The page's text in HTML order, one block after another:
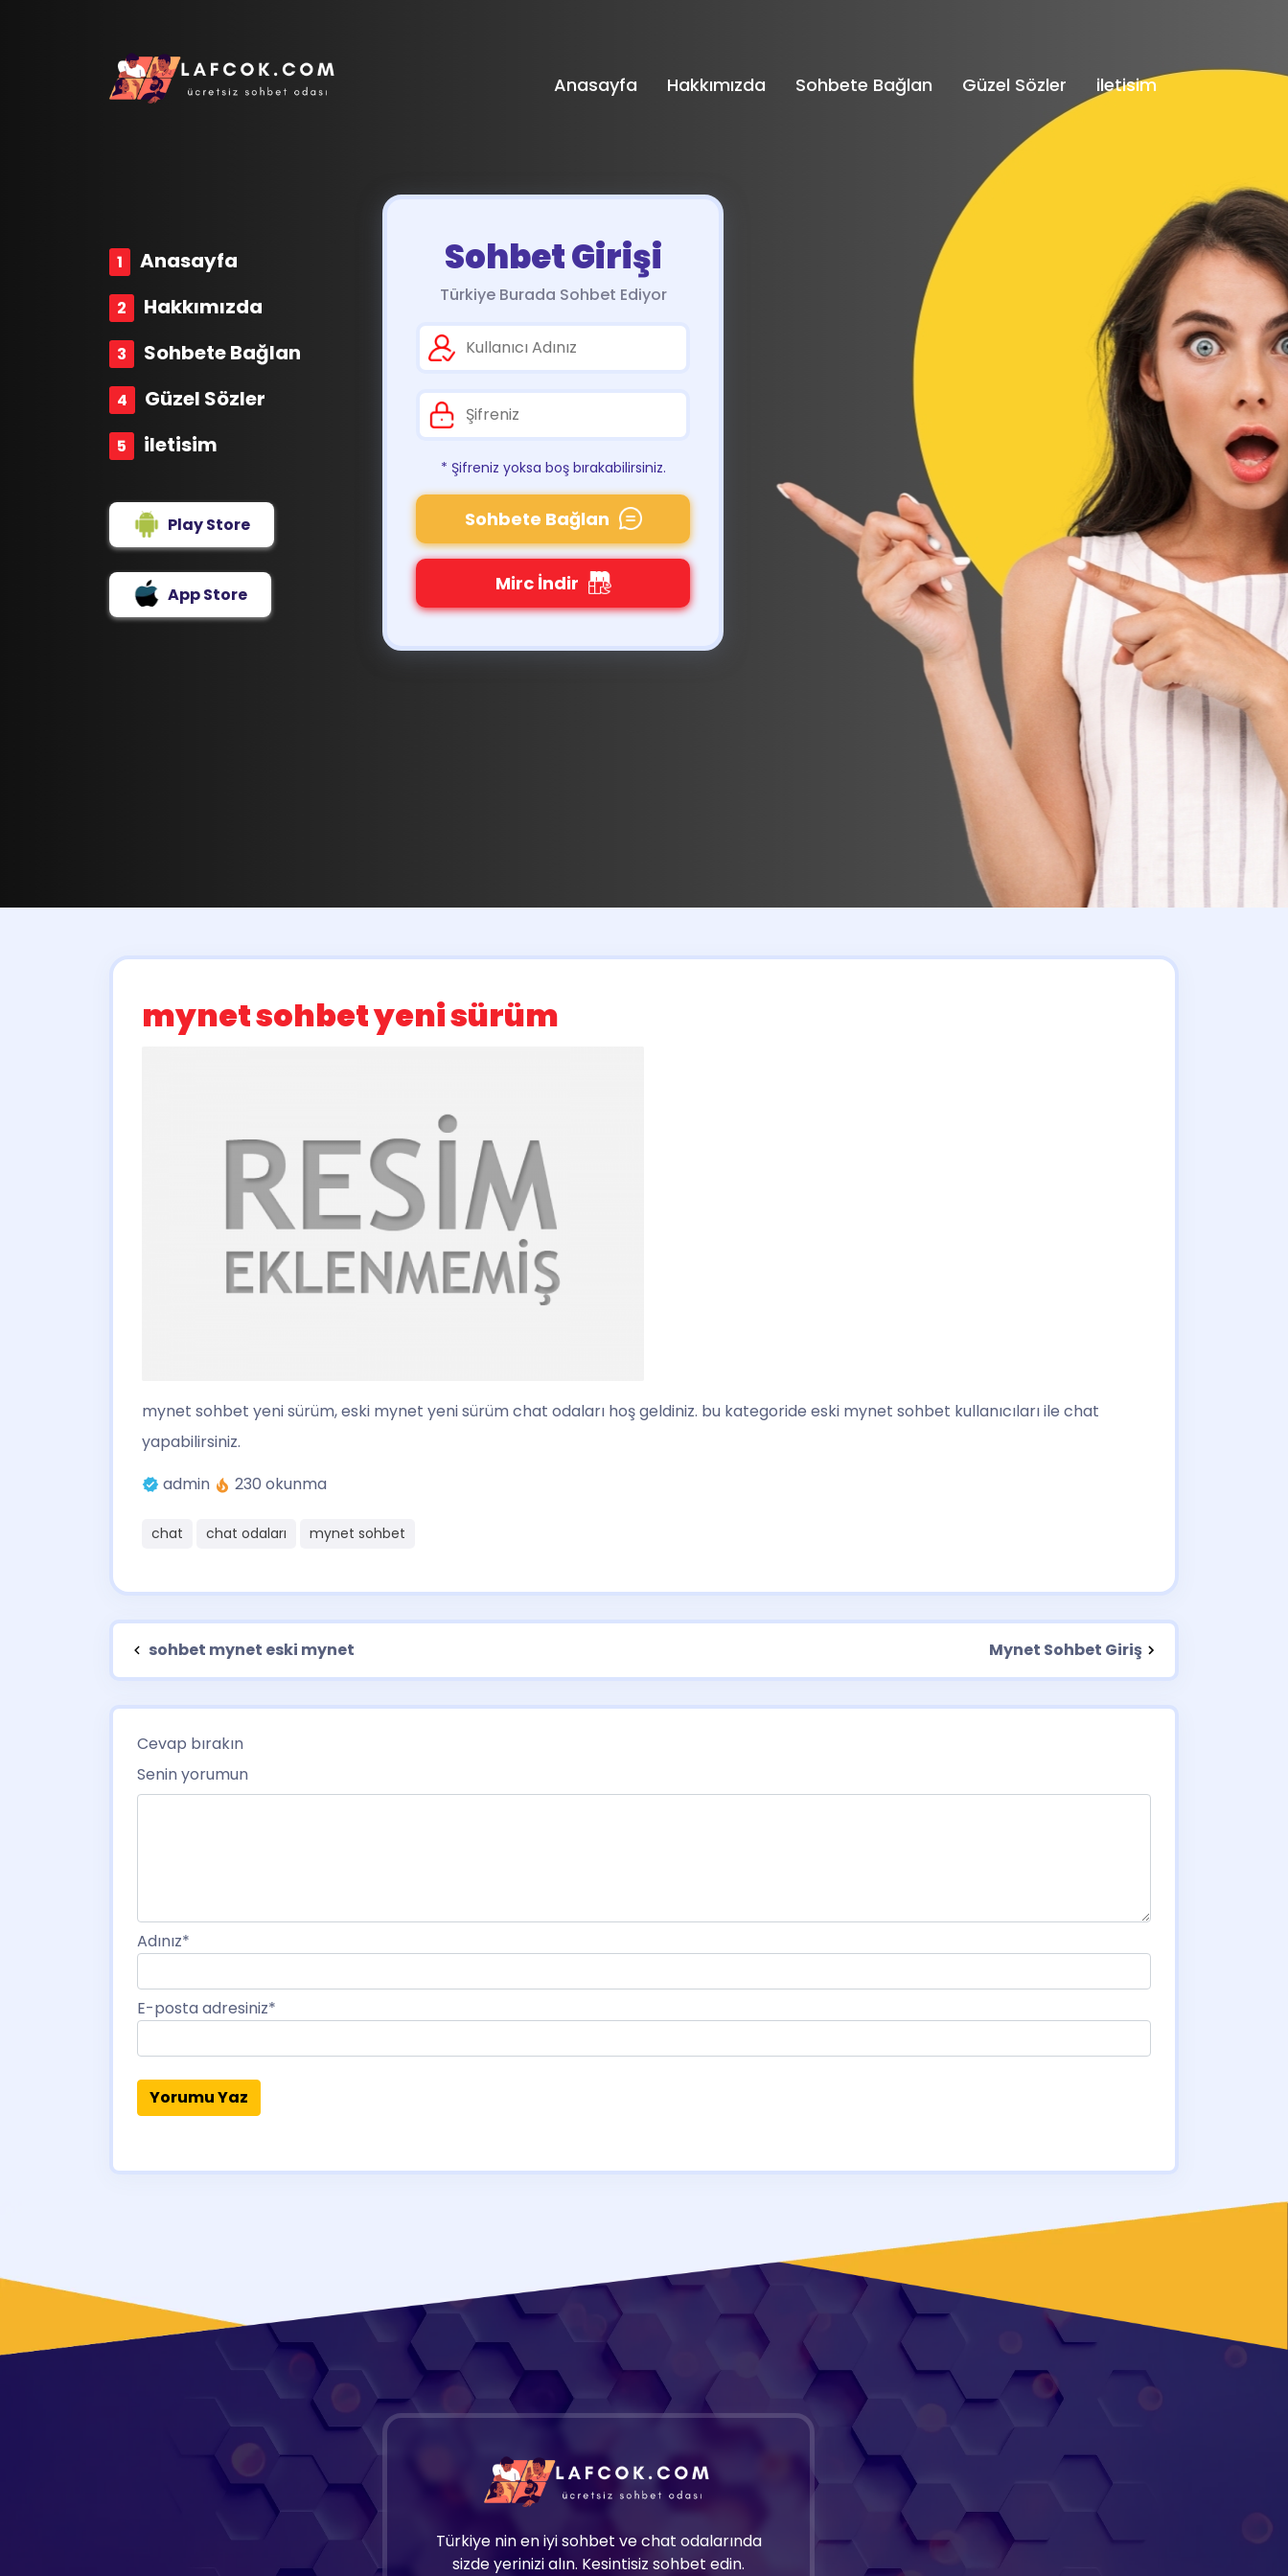
Anasayfa Hakkımızda Sohbete Bağlan Güzel Sözler iletisim
Anasayfa
Hakkımızda
Sohbete Bağlan
Güzel Sözler
iletisim
Play Store
App Store
Sohbet Girişi
Türkiye Burada Sohbet Ediyor
* Şifreniz yoksa boş bırakabilirsiniz.
Sohbete Bağlan
Mirc İndir
mynet sohbet yeni sürüm
mynet sohbet yeni sürüm, eski mynet yeni sürüm chat odaları hoş geldiniz. bu kategoride eski mynet sohbet kullanıcıları ile chat
yapabilirsiniz.
admin
230 okunma
chat chat odaları mynet sohbet
sohbet mynet eski mynet Mynet Sohbet Giriş
Cevap bırakın
Senin yorumun
Adınız*
E-posta adresiniz*
Türkiye nin en iyi sohbet ve chat odalarında
sizde yerinizi alın. Kesintisiz sohbet edin.